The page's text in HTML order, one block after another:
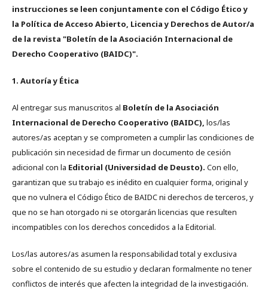
instrucciones se leen conjuntamente con el Código Ético y
la Política de Acceso Abierto, Licencia y Derechos de Autor/a
de la revista "Boletín de la Asociación Internacional de
Derecho Cooperativo (BAIDC)".
1. Autoría y Ética
Al entregar sus manuscritos al Boletín de la Asociación
Internacional de Derecho Cooperativo (BAIDC), los/las
autores/as aceptan y se comprometen a cumplir las condiciones de
publicación sin necesidad de firmar un documento de cesión
adicional con la Editorial (Universidad de Deusto). Con ello,
garantizan que su trabajo es inédito en cualquier forma, original y
que no vulnera el Código Ético de BAIDC ni derechos de terceros, y
que no se han otorgado ni se otorgarán licencias que resulten
incompatibles con los derechos concedidos a la Editorial.
Los/las autores/as asumen la responsabilidad total y exclusiva
sobre el contenido de su estudio y declaran formalmente no tener
conflictos de interés que afecten la integridad de la investigación.